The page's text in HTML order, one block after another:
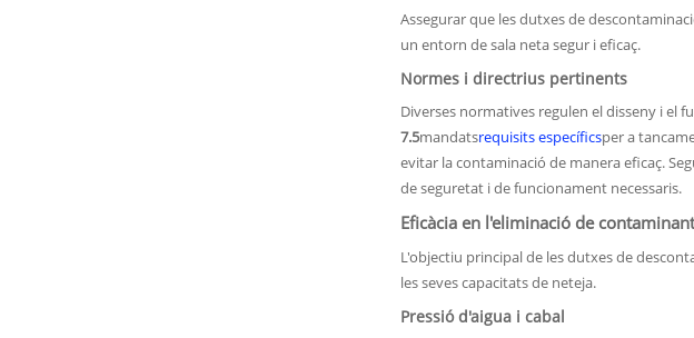
Assegurar que les dutxes de
un entorn de sala neta segur i eficaç.
Normes i directrius pertinents
Diverses normatives regulen el disseny i el
7.5mandatsrequisits específicsper a
evitar la contaminació de manera eficaç.
de seguretat i de funcionament necessaris.
Eficàcia en l'eliminació de
L'objectiu principal de les dutxes de
les seves capacitats de neteja.
Pressió d'aigua i cabal